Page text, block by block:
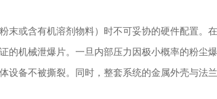
末或含有机溶剂物料）时不可妥协的硬件配置。
的机械泄爆片。一旦内部压力因极小概率的粉尘
设备不被撕裂。同时，整套系统的金属外壳与法